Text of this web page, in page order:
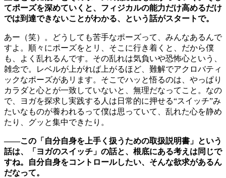
てポーズを深めていくと、フィジカルの能力だけ高めるだけ
では到達できないことがわかる、という話がスタートで。
あー（笑）。どうしても苦手なポーズって、みんなあるんで
すよ。順々にポーズをとリ、そこに行き着くと、だから僕
も、よく乱れるんです。その乱れは気負いや恐怖心という、
雑念で。レベルが上がれば上がるほど、難解でアクロバティ
ックなポーズがあリます。そこでハッと悟るのは、やっぱり
カラダと心とが一致していないと、無理だなってこと。なの
で、ヨガを探求し実践する人は日常的に押せる“スイッチ”み
たいなものが養われるって僕は思っていて、乱れた心を静め
たり、グッと集中できたり。
――この「自分自身を上手く扱うための取扱説明書」という
話は、「ヨガのスイッチ」の話と、根底にある考えは同じで
すね。自分自身をコントロールしたい、そんな欲求があるん
だなって。